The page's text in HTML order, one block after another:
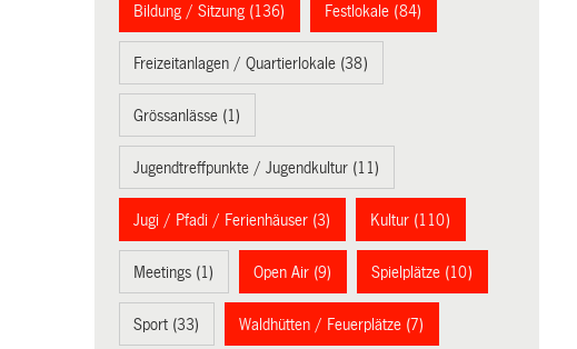
Bildung / Sitzung (136) Festlokale (84)
Freizeitanlagen / Quartierlokale (38)
Grössanlässe (1)
Jugendtreffpunkte / Jugendkultur (11)
Jugi / Pfadi / Ferienhäuser (3) Kultur (110)
Meetings (1) Open Air (9) Spielplätze (10)
Sport (33) Waldhütten / Feuerplätze (7)